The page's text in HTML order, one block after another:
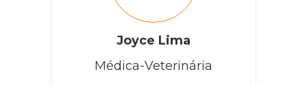
Joyce Lima
Médica-Veterinária